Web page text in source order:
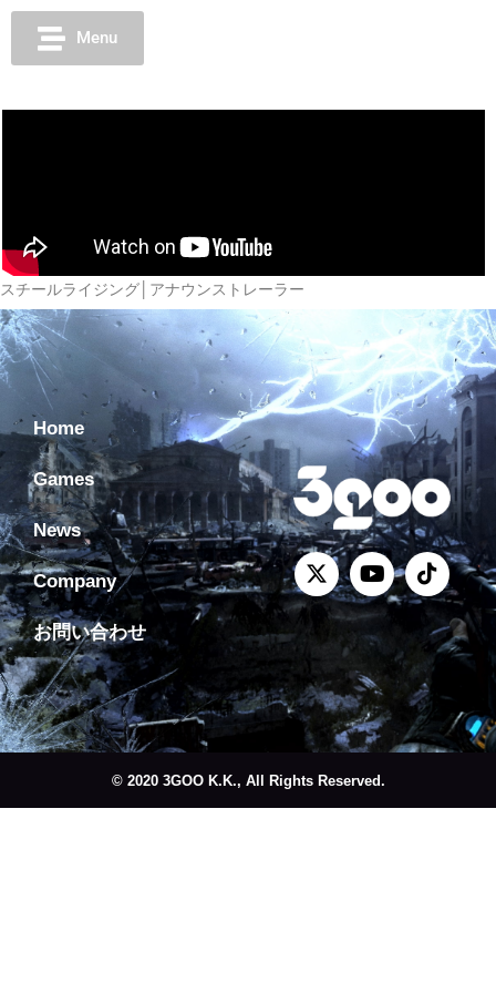
Menu
スチールライジング│アナウンストレーラー
Home
Games
News
Company
お問い合わせ
© 2020 3GOO K.K., All Rights Reserved.